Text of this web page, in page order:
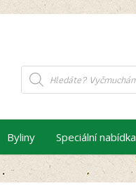
Products
search
Byliny Speciální nabídka